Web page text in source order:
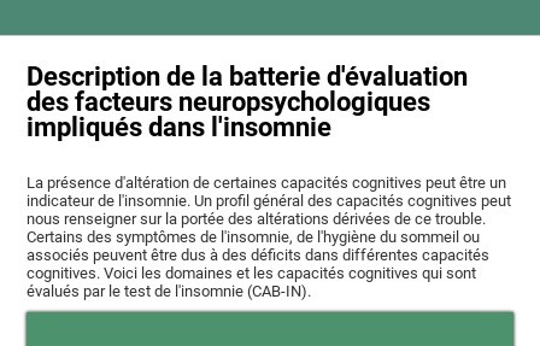
Description de la batterie d'évaluation
des facteurs neuropsychologiques
impliqués dans l'insomnie
La présence d'altération de certaines capacités cognitives peut être un
indicateur de l'insomnie. Un profil général des capacités cognitives peut
nous renseigner sur la portée des altérations dérivées de ce trouble.
Certains des symptômes de l'insomnie, de l'hygiène du sommeil ou
associés peuvent être dus à des déficits dans différentes capacités
cognitives. Voici les domaines et les capacités cognitives qui sont
évalués par le test de l'insomnie (CAB-IN).